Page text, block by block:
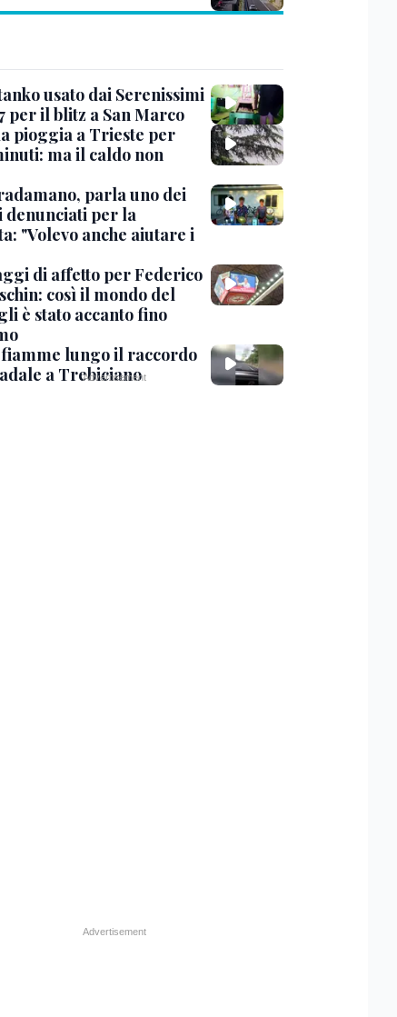
usato dai Serenissimi
per il blitz a San Marco
pioggia a Trieste per
ma il caldo non
parla uno dei
denunciati per la
"Volevo anche aiutare i
di affetto per Federico
così il mondo del
è stato accanto fino
lungo il raccordo
a Trebiciano